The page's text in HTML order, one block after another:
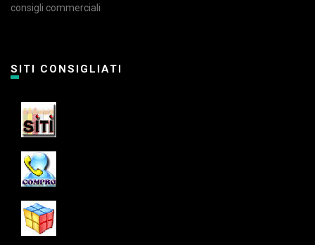
consigli commerciali
SITI CONSIGLIATI